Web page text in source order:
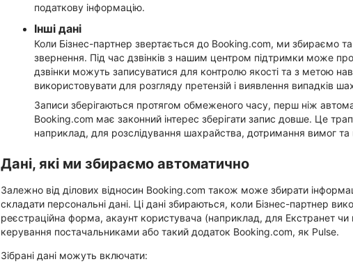
податкову інформацію.
Інші дані
Коли Бізнес-партнер звертається до Booking.com, ми збираємо
звернення. Під час дзвінків з нашим центром підтримки може
дзвінки можуть записуватися для контролю якості та з метою
використовувати для розгляду претензій і виявлення випадків
Записи зберігаються протягом обмеженого часу, перш ніж
Booking.com має законний інтерес зберігати запис довше. Це
наприклад, для розслідування шахрайства, дотримання вимог та
Дані, які ми збираємо автоматично
Залежно від ділових відносин Booking.com також може збирати
складати персональні дані. Ці дані збираються, коли Бізнес-партнер
реєстраційна форма, акаунт користувача (наприклад, для Екстранет
керування постачальниками або такий додаток Booking.com, як Pulse.
Зібрані дані можуть включати: